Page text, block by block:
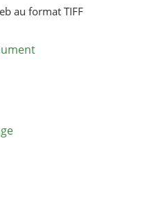
au format TIFF